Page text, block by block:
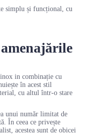
simplu și funcțional, cu
in combinație cu
în acest stil
cu altul într-o stare
unui număr limitat de
În ceea ce privește
acestea sunt de obicei